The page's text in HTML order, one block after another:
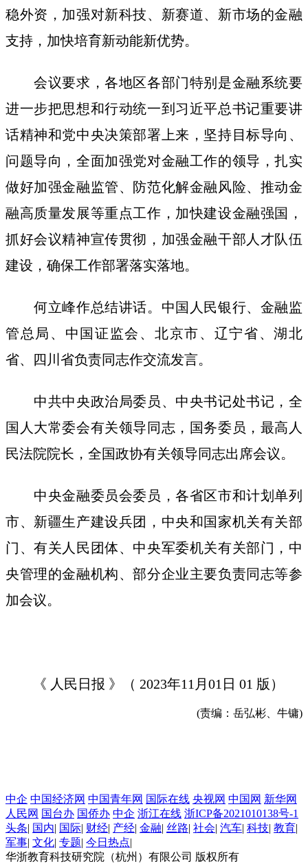
稳外资，加强对新科技、新赛道、新市场的金融
支持，加快培育新动能新优势。
会议要求，各地区各部门特别是金融系统要
进一步把思想和行动统一到习近平总书记重要讲
话精神和党中央决策部署上来，坚持目标导向、
问题导向，全面加强党对金融工作的领导，扎实
做好加强金融监管、防范化解金融风险、推动金
融高质量发展等重点工作，加快建设金融强国，
抓好会议精神宣传贯彻，加强金融干部人才队伍
建设，确保工作部署落实落地。
何立峰作总结讲话。中国人民银行、金融监
管总局、中国证监会、北京市、辽宁省、湖北
省、四川省负责同志作交流发言。
中共中央政治局委员、中央书记处书记，全
国人大常委会有关领导同志，国务委员，最高人
民法院院长，全国政协有关领导同志出席会议。
中央金融委员会委员，各省区市和计划单列
市、新疆生产建设兵团，中央和国家机关有关部
门、有关人民团体、中央军委机关有关部门，中
央管理的金融机构、部分企业主要负责同志等参
加会议。
《 人民日报 》（ 2023年11月01日 01 版）
(责编：岳弘彬、牛镛)
中企 中国经济网 中国青年网 国际在线 央视网 中国网 新华网
人民网 国台办 国侨办 中企 浙江在线 浙ICP备2021010138号-1
头条| 国内| 国际| 财经| 产经| 金融| 丝路| 社会| 汽车| 科技| 教育|
军事| 文化| 专题| 今日热点|
华浙教育科技研究院（杭州）有限公司 版权所有